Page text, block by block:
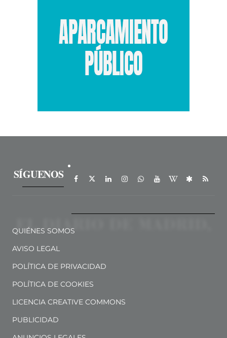
SÍGUENOS
QUIÉNES SOMOS
AVISO LEGAL
POLÍTICA DE PRIVACIDAD
POLÍTICA DE COOKIES
LICENCIA CREATIVE COMMONS
PUBLICIDAD